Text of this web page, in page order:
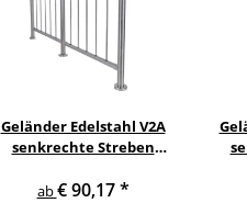
Geländer Edelstahl V2A
senkrechte Streben
ab€ 90,17*